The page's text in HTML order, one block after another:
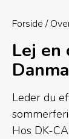
Forside
Lej en
Leder du
Hos DK-